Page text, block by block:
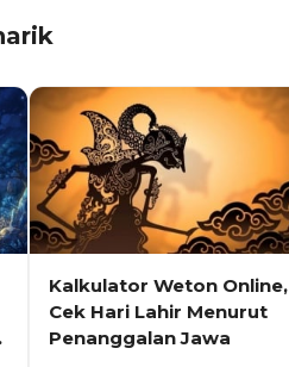
Kalkulator Weton Online,
Cek Hari Lahir Menurut
Penanggalan Jawa